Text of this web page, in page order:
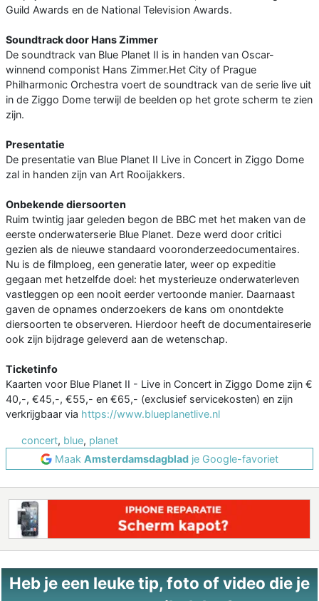
Guild Awards en de National Television Awards.
Soundtrack door Hans Zimmer
De soundtrack van Blue Planet II is in handen van Oscar-
winnend componist Hans Zimmer.Het City of Prague
Philharmonic Orchestra voert de soundtrack van de serie live uit
in de Ziggo Dome terwijl de beelden op het grote scherm te zien
zijn.
Presentatie
De presentatie van Blue Planet II Live in Concert in Ziggo Dome
zal in handen zijn van Art Rooijakkers.
Onbekende diersoorten
Ruim twintig jaar geleden begon de BBC met het maken van de
eerste onderwaterserie Blue Planet. Deze werd door critici
gezien als de nieuwe standaard vooronderzeedocumentaires.
Nu is de filmploeg, een generatie later, weer op expeditie
gegaan met hetzelfde doel: het mysterieuze onderwaterleven
vastleggen op een nooit eerder vertoonde manier. Daarnaast
gaven de opnames onderzoekers de kans om onontdekte
diersoorten te observeren. Hierdoor heeft de documentaireserie
ook zijn bijdrage geleverd aan de wetenschap.
Ticketinfo
Kaarten voor Blue Planet II - Live in Concert in Ziggo Dome zijn €
40,-, €45,-, €55,- en €65,- (exclusief servicekosten) en zijn
verkrijgbaar via https://www.blueplanetlive.nl
concert, blue, planet
Maak Amsterdamsdagblad je Google-favoriet
Heb je een leuke tip, foto of video die je